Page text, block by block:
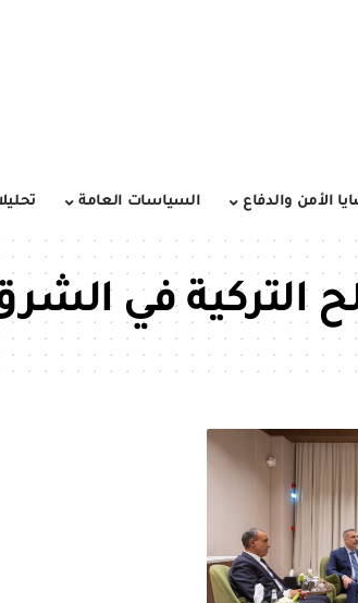
الأمن والدفاع السياسات العامة
التركية في